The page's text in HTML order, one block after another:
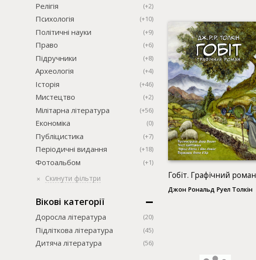
Релігія (+2)
Психологія (+10)
Політичні науки (+9)
Право (+6)
Підручники (+8)
Археологія (+4)
Історія (+46)
Мистецтво (+2)
Мілітарна література (+56)
Економіка (0)
Публіцистика (+7)
Періодичні видання (+18)
Фотоальбом (+1)
Скинути фільтри
Вікові категорії
Доросла література (20)
Підліткова література (45)
Дитяча література (56)
Гобіт. Графічний роман
Джон Рональд Руел Толкін